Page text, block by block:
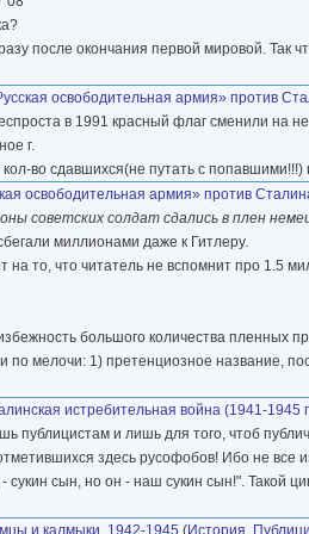
после окончания первой мировой.
освободительная армия» против
в 1991 красный флаг сменили на
г.
во сдавшихся(не путать с попавшими!!!)
освободительная армия» против
советских солдат сдались в плен
миллионами даже к Гитлеру.
на то, что читатель не вспомнит про 1.5
большого количества пленных
по мелочи: 1) претенциозное название,
истребительная война (1941-1945
публицистам и лишь для того, чтоб
здесь русофобов! Ибо не все
сукин сын, но он - наш сукин сын!". Такой
и калмыки, 1942-1945 (История